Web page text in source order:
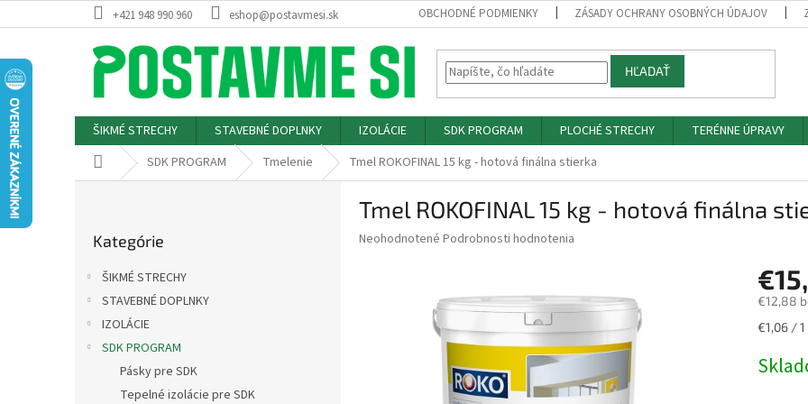
na
+421 948 990 960 eshop@postavmesi.sk OBCHODNÉ PODMIENKY ZÁSADY OCHRANY OSOBNÝCH ÚDAJOV
HĽADAŤ
ŠIKMÉ STRECHY STAVEBNÉ DOPLNKY IZOLÁCIE SDK PROGRAM PLOCHÉ STRECHY TERÉNNE ÚPRAVY
DomovSDK PROGRAM Tmelenie Tmel ROKOFINAL 15 kg - hotová finálna stierka
kategórie
Kategórie
ŠIKMÉ STRECHY
STAVEBNÉ DOPLNKY
IZOLÁCIE
SDK PROGRAM
Pásky pre SDK
Tepelné izolácie pre SDK
Tmel ROKOFINAL 15 kg - hotová finálna
Priemerné
Neohodnotené Podrobnosti hodnotenia
€12,88
€1,06 / 1